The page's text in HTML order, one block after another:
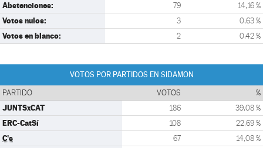
Abstenciones: 79 14,16 %
Votos nulos: 3 0,63 %
Votos en blanco: 2 0,42 %
VOTOS POR PARTIDOS EN SIDAMON
PARTIDO VOTOS %
JUNTSxCAT 186 39,08 %
ERC-CatSí 108 22,69 %
C's 67 14,08 %